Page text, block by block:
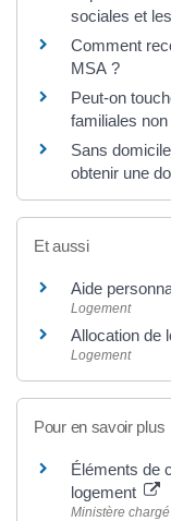
sociales et
Comment
MSA ?
Peut-on
familiales
Sans
obtenir une
Et aussi
Aide
Logement
Allocation de
Logement
Pour en savoir plus
Éléments de
logement
Ministère